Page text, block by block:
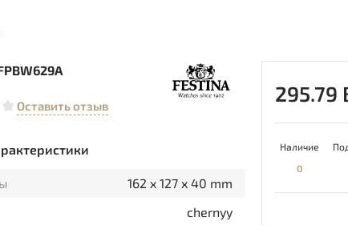
Оставить отзыв
162 x 127 x 40 mm
chernyy
295.79
Наличие
0